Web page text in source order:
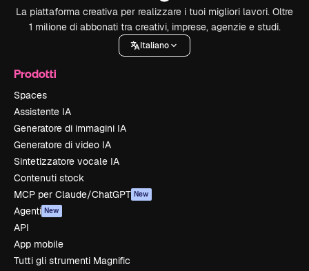
La piattaforma creativa per realizzare i tuoi migliori lavori. Oltre
1 milione di abbonati tra creativi, imprese, agenzie e studi.
Italiano
Prodotti
Spaces
Assistente IA
Generatore di immagini IA
Generatore di video IA
Sintetizzatore vocale IA
Contenuti stock
MCP per Claude/ChatGPT New
Agenti New
API
App mobile
Tutti gli strumenti Magnific